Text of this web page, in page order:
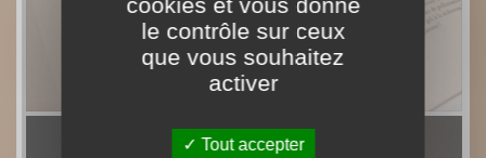
le contrôle sur ceux
que vous souhaitez
activer
Tout accepter